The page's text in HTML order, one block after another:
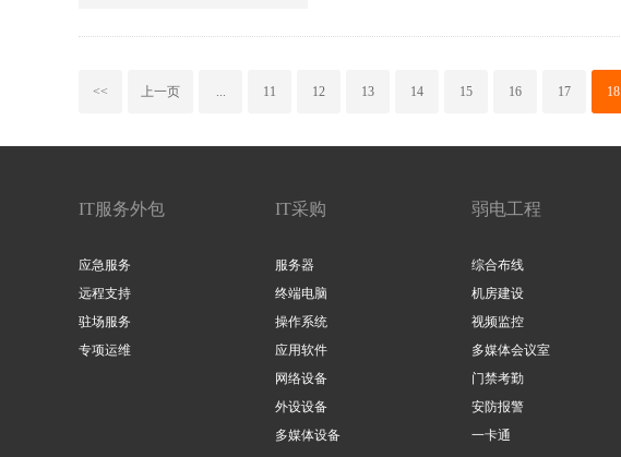
<< 上一页 ... 11 12 13 14 15 16 17 18
IT服务外包
应急服务
远程支持
驻场服务
专项运维
IT采购
服务器
终端电脑
操作系统
应用软件
网络设备
外设设备
多媒体设备
弱电工程
综合布线
机房建设
视频监控
多媒体会议室
门禁考勤
安防报警
一卡通